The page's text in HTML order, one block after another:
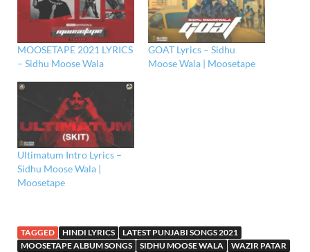
MOOSETAPE 2021 LYRICS
– Sidhu Moose Wala
GOAT Lyrics – Sidhu
Moose Wala | Moosetape
Ultimatum Intro Lyrics –
Sidhu Moose Wala |
Moosetape
TAGGED HINDI LYRICS
LATEST PUNJABI SONGS 2021
MOOSETAPE ALBUM SONGS
SIDHU MOOSE WALA WAZIR PATAR